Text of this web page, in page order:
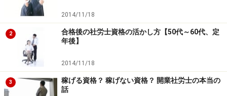
さらに、社労士としての専門性を常に高める努力が必要
になります。社労士の専門分野である労働・社会保険関
連法は改正が多いので、試験に合格した後も、最新情報
のキャッチアップが大変です。
開業は当面先になりそうで時間があるという方でした
ら、それまでの間に他の資格を取っておくのは良いかも
2014/11/18
2
合格後の社労士資格の活かし方【50代～60代、定
年後】
2014/11/18
3
稼げる資格？ 稼げない資格？ 開業社労士の本当の
話